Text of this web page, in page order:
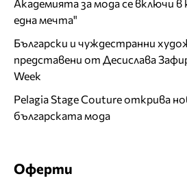
Академията за мода се включи в
една мечта"
Български и чуждестранни
представени от Десислава
Week
Pelagia Stage Couture открива
българската мода
Оферти